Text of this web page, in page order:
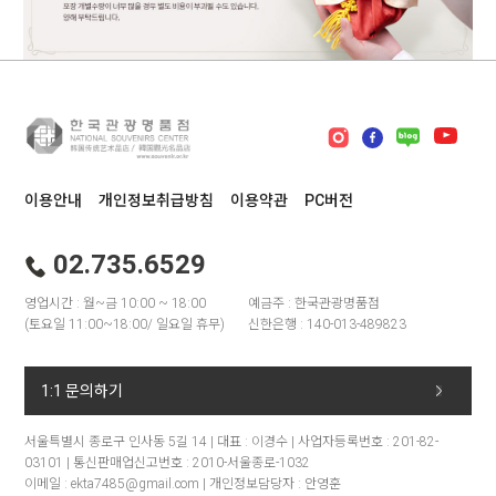
이용안내 개인정보취급방침 이용약관 PC버전
02.735.6529
영업시간 : 월~금 10:00 ~ 18:00
(토요일 11:00~18:00/ 일요일 휴무)
예금주 : 한국관광명품점
신한은행 : 140-013-489823
1:1 문의하기
서울특별시 종로구 인사동 5길 14 | 대표 : 이경수 | 사업자등록번호 : 201-82-
03101 | 통신판매업신고번호 : 2010-서울종로-1032
이메일 : ekta7485@gmail.com | 개인정보담당자 : 안영훈